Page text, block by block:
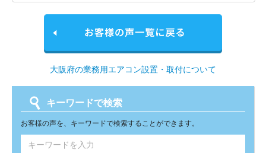
大阪府の業務用エアコン設置・取付について
キーワードで検索
お客様の声を、キーワードで検索することができます。